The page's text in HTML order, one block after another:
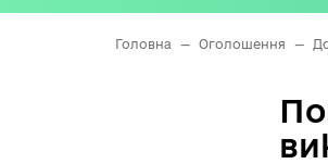
Головна — Оголошення —